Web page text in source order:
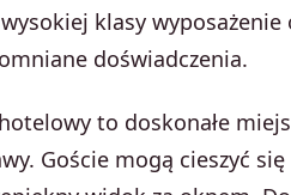
klasy wyposażenie
doświadczenia.
to doskonałe
Goście mogą cieszyć